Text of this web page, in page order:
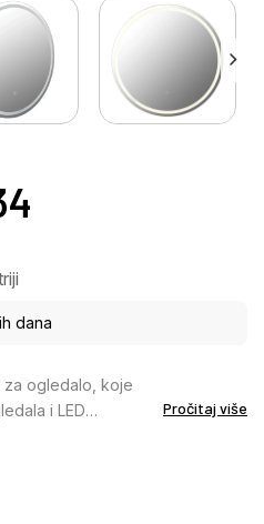
dana
za ogledalo, koje
i LED
Abažur je
Pročitaj više